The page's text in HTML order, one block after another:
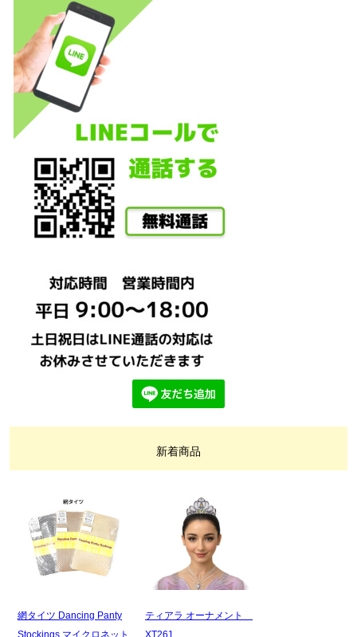
新着商品
網タイツ Dancing Panty
Stockings マイクロネット
ティアラ オーナメント
XT261